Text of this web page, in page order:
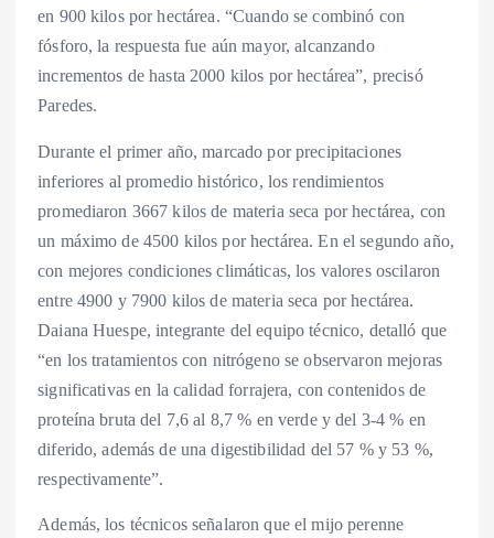
en 900 kilos por hectárea. “Cuando se combinó con
fósforo, la respuesta fue aún mayor, alcanzando
incrementos de hasta 2000 kilos por hectárea”, precisó
Paredes.
Durante el primer año, marcado por precipitaciones
inferiores al promedio histórico, los rendimientos
promediaron 3667 kilos de materia seca por hectárea, con
un máximo de 4500 kilos por hectárea. En el segundo año,
con mejores condiciones climáticas, los valores oscilaron
entre 4900 y 7900 kilos de materia seca por hectárea.
Daiana Huespe, integrante del equipo técnico, detalló que
“en los tratamientos con nitrógeno se observaron mejoras
significativas en la calidad forrajera, con contenidos de
proteína bruta del 7,6 al 8,7 % en verde y del 3-4 % en
diferido, además de una digestibilidad del 57 % y 53 %,
respectivamente”.
Además, los técnicos señalaron que el mijo perenne